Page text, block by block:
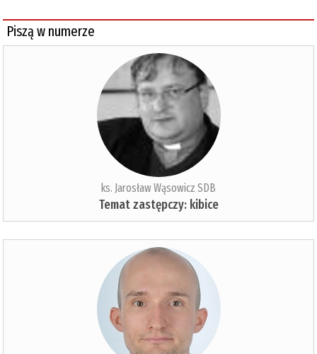
Piszą w numerze
ks. Jarosław Wąsowicz SDB
Temat zastępczy: kibice